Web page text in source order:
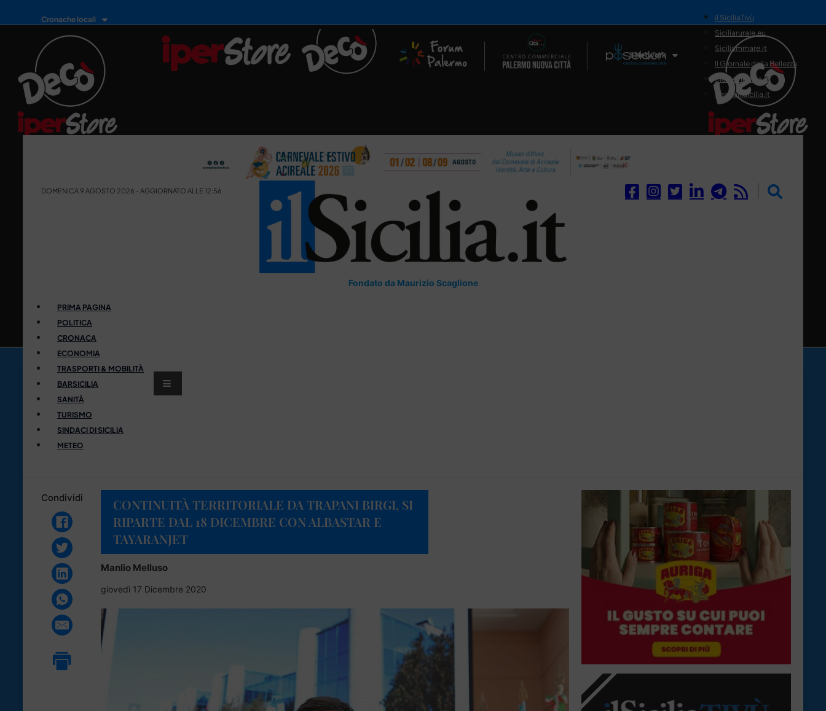
Cronache locali
Il Network
il SiciliaTivù
Siciliarurale.eu
Siciliammare.it
Il Giornale della Bellezza
Siciliamedica.it
Sanitainsicilia.it
DOMENICA 9 AGOSTO 2026 - AGGIORNATO ALLE 12:56
Fondato da Maurizio Scaglione
PRIMA PAGINA
POLITICA
CRONACA
ECONOMIA
TRASPORTI & MOBILITÀ
BARSICILIA
SANITÀ
TURISMO
SINDACI DI SICILIA
METEO
Condividi
CONTINUITÀ TERRITORIALE DA TRAPANI BIRGI, SI
RIPARTE DAL 18 DICEMBRE CON ALBASTAR E
TAYARANJET
Manlio Melluso
giovedì 17 Dicembre 2020